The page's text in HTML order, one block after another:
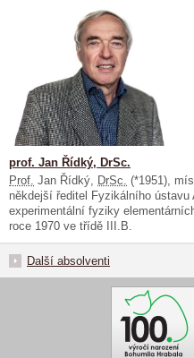
prof. Jan Řídký, DrSc.
Prof. Jan Řídký, DrSc. (*1951),
někdejší ředitel Fyzikálního ústavu
experimentální fyziky
roce 1970 ve třídě III.B.
Další absolventi